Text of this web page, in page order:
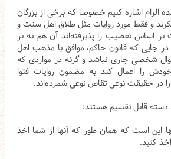
الزام اشاره کنیم خصوصا که برخی از بزرگان
و فقط مورد روایات مثل طلاق اهل سنت و
اساس تعصیب را پذیرفته‌اند آن هم نه بر
در جایی که قانون حاکم، موافق با مذهب اهل
شخصی جاری نباشد و گرنه در مواردی که
را اعمال کند به مضمون روایات فتوا
را در حقیقت نوعی تقاص نوعی شمرده‌اند.
دسته قابل تقسیم هستند:
این است که همان طور که آنها از شما اخذ
کنید.